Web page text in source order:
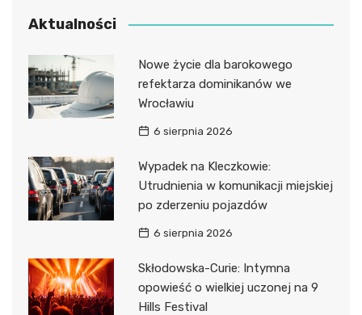
Aktualności
Nowe życie dla barokowego
refektarza dominikanów we
Wrocławiu
6 sierpnia 2026
Wypadek na Kleczkowie:
Utrudnienia w komunikacji miejskiej
po zderzeniu pojazdów
6 sierpnia 2026
Skłodowska-Curie: Intymna
opowieść o wielkiej uczonej na 9
Hills Festival